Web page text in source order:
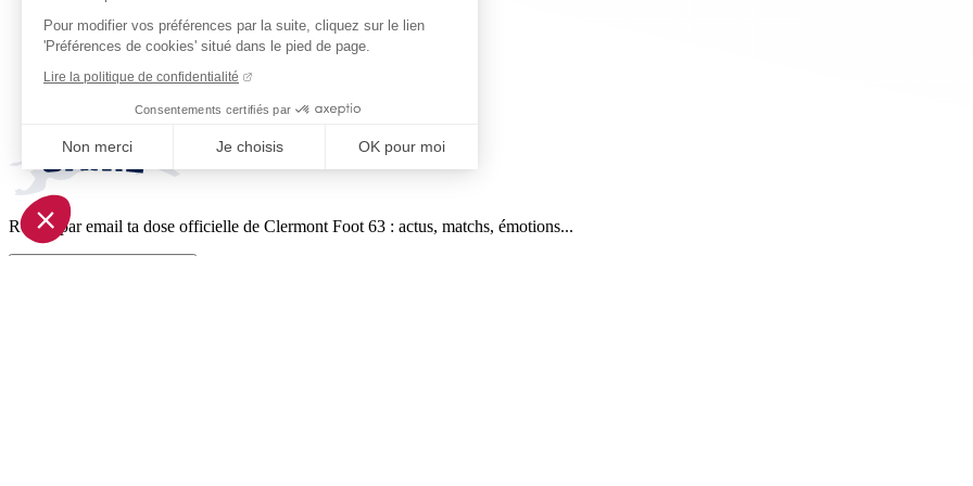
Pour modifier vos préférences par la suite, cliquez sur le lien
'Préférences de cookies' situé dans le pied de page.
Lire la politique de confidentialité
Consentements certifiés par
Non merci Je choisis OK pour moi
Axeptio consent
Plateforme de Gestion du Consentement : Personnalisez vos Options
Notre plateforme vous permet d'adapter et de gérer vos paramètres de confidentialité, en garantissant la conformité avec
Reçois par email ta dose officielle de Clermont Foot 63 : actus, matchs, émotions...